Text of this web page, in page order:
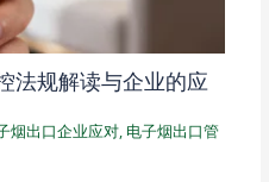
法规解读与企业的应
烟出口企业应对, 电子烟出口管